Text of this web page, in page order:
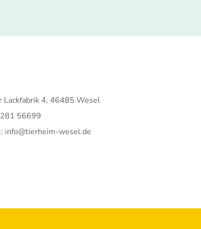
Lackfabrik 4, 46485 Wesel
56699
info@tierheim-wesel.de